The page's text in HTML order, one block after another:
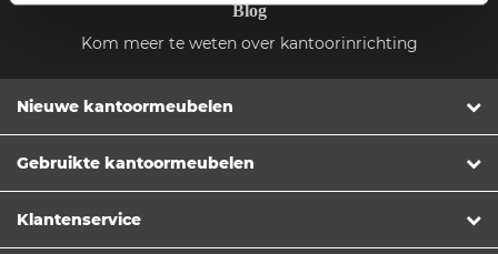
Blog
Kom meer te weten over kantoorinrichting
Nieuwe kantoormeubelen
Gebruikte kantoormeubelen
Klantenservice